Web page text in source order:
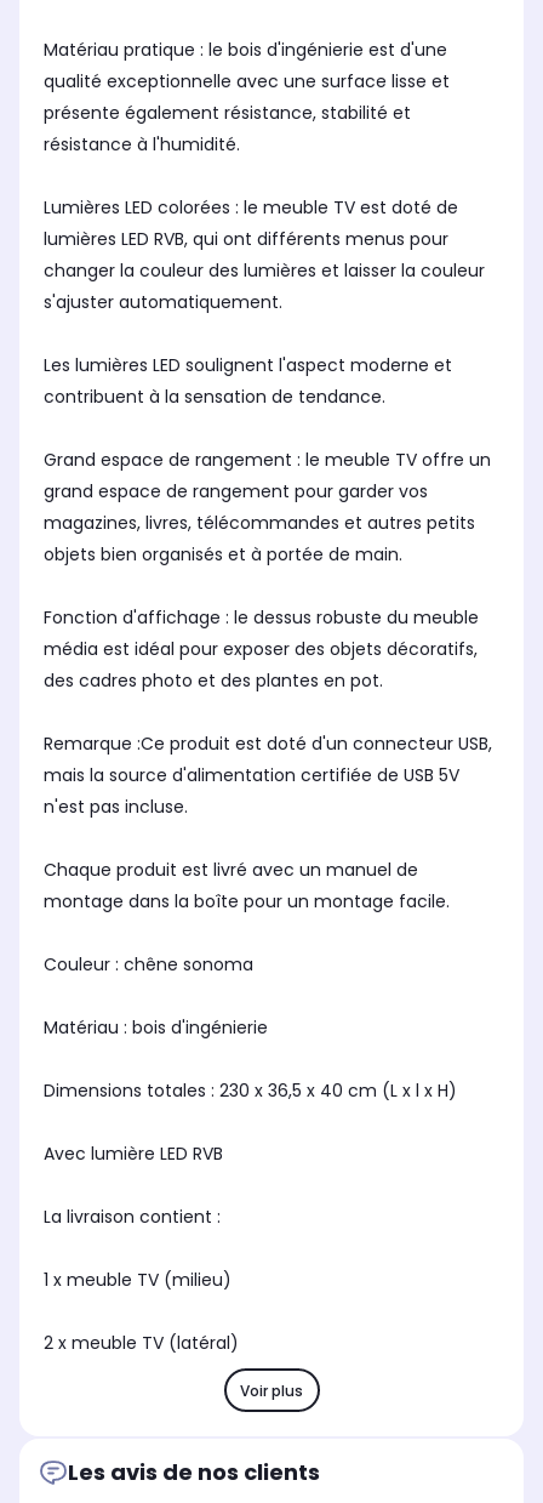
Matériau pratique : le bois d'ingénierie est d'une
qualité exceptionnelle avec une surface lisse et
présente également résistance, stabilité et
résistance à l'humidité.
Lumières LED colorées : le meuble TV est doté de
lumières LED RVB, qui ont différents menus pour
changer la couleur des lumières et laisser la couleur
s'ajuster automatiquement.
Les lumières LED soulignent l'aspect moderne et
contribuent à la sensation de tendance.
Grand espace de rangement : le meuble TV offre un
grand espace de rangement pour garder vos
magazines, livres, télécommandes et autres petits
objets bien organisés et à portée de main.
Fonction d'affichage : le dessus robuste du meuble
média est idéal pour exposer des objets décoratifs,
des cadres photo et des plantes en pot.
Remarque :Ce produit est doté d'un connecteur USB,
mais la source d'alimentation certifiée de USB 5V
n'est pas incluse.
Chaque produit est livré avec un manuel de
montage dans la boîte pour un montage facile.
Couleur : chêne sonoma
Matériau : bois d'ingénierie
Dimensions totales : 230 x 36,5 x 40 cm (L x l x H)
Avec lumière LED RVB
La livraison contient :
1 x meuble TV (milieu)
2 x meuble TV (latéral)
Voir plus
Les avis de nos clients